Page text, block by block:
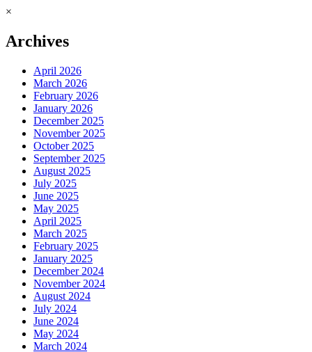
×
Archives
April 2026
March 2026
February 2026
January 2026
December 2025
November 2025
October 2025
September 2025
August 2025
July 2025
June 2025
May 2025
April 2025
March 2025
February 2025
January 2025
December 2024
November 2024
August 2024
July 2024
June 2024
May 2024
March 2024